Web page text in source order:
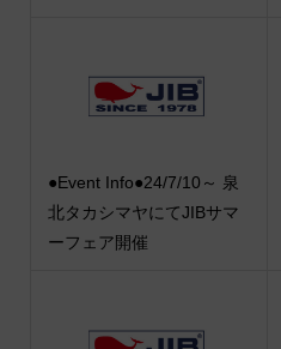
●Event Info●24/7/10～ 泉
北タカシマヤにてJIBサマ
ーフェア開催